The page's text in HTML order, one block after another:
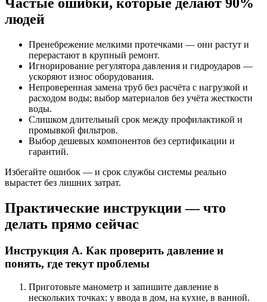
Частые ошибки, которые делают 90%
людей
Пренебрежение мелкими протечками — они растут и
перерастают в крупный ремонт.
Игнорирование регулятора давления и гидроударов —
ускоряют износ оборудования.
Непроверенная замена труб без расчёта с нагрузкой и
расходом воды; выбор материалов без учёта жесткости
воды.
Слишком длительный срок между профилактикой и
промывкой фильтров.
Выбор дешевых компонентов без сертификации и
гарантий.
Избегайте ошибок — и срок службы системы реально
вырастет без лишних затрат.
Практические инструкции — что
делать прямо сейчас
Инструкция A. Как проверить давление и
понять, где текут проблемы
Приготовьте манометр и запишите давление в
нескольких точках: у ввода в дом, на кухне, в ванной.